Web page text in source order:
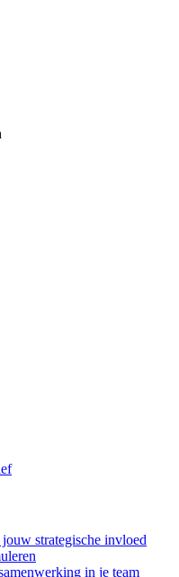
strategische invloed
in je team